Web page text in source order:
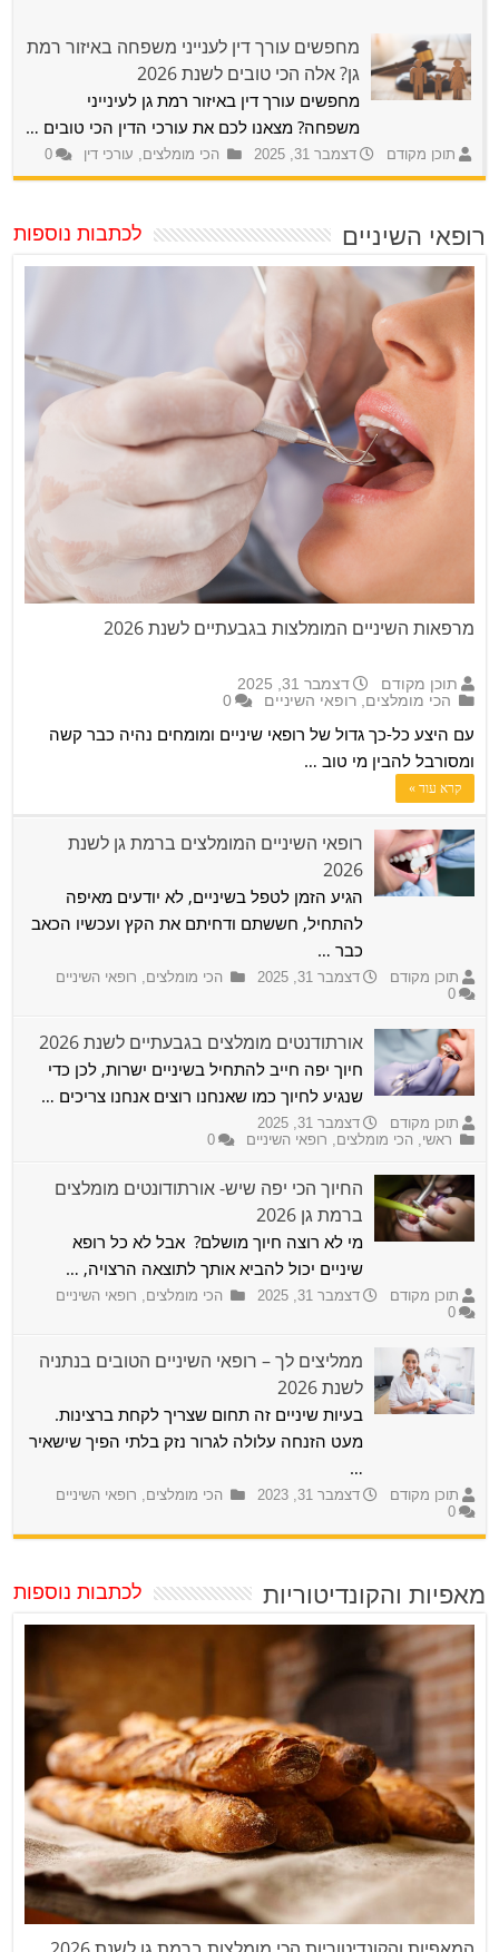
מחפשים עורך דין לענייני משפחה באיזור רמת
גן? אלה הכי טובים לשנת 2026
מחפשים עורך דין באיזור רמת גן לעינייני
משפחה? מצאנו לכם את עורכי הדין הכי טובים …
תוכן מקודם דצמבר 31, 2025 הכי מומלצים עורכי דין 0
רופאי השיניים לכתבות נוספות
מרפאות השיניים המומלצות בגבעתיים לשנת 2026
תוכן מקודם
דצמבר 31, 2025
הכי מומלצים ,רופאי השיניים 0
עם היצע כל-כך גדול של רופאי שיניים ומומחים נהיה כבר קשה
ומסורבל להבין מי טוב …
קרא עוד »
רופאי השיניים המומלצים ברמת גן לשנת
2026
הגיע הזמן לטפל בשיניים, לא יודעים מאיפה
להתחיל, חששתם ודחיתם את הקץ ועכשיו הכאב
כבר …
תוכן מקודם דצמבר 31, 2025 הכי מומלצים
רופאי השיניים
0
אורתודנטים מומלצים בגבעתיים לשנת 2026
חיוך יפה חייב להתחיל בשיניים ישרות, לכן כדי
שנגיע לחיוך כמו שאנחנו רוצים אנחנו צריכים …
תוכן מקודם
דצמבר 31, 2025
ראשי
הכי מומלצים רופאי השיניים 0
החיוך הכי יפה שיש- אורתודונטים מומלצים
ברמת גן 2026
מי לא רוצה חיוך מושלם? אבל לא כל רופא
שיניים יכול להביא אותך לתוצאה הרצויה, …
תוכן מקודם דצמבר 31, 2025 הכי מומלצים
רופאי השיניים
0
ממליצים לך – רופאי השיניים הטובים בנתניה
לשנת 2026
בעיות שיניים זה תחום שצריך לקחת ברצינות.
מעט הזנחה עלולה לגרור נזק בלתי הפיך שישאיר
…
תוכן מקודם דצמבר 31, 2023 הכי מומלצים
רופאי השיניים
0
מאפיות והקונדיטוריות לכתבות נוספות